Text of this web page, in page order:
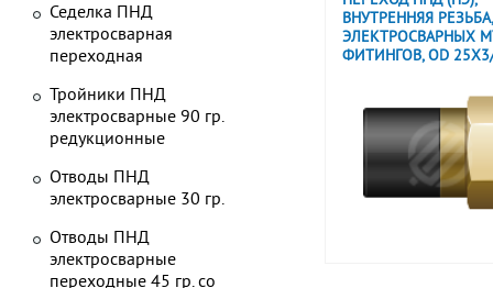
ВНУТРЕННЯЯ
ЭЛЕКТРОСВАРНЫХ
ФИТИНГОВ, OD
Седелка ПНД
электросварная
переходная
Тройники ПНД
электросварные 90 гр.
редукционные
Отводы ПНД
электросварные 30 гр.
Отводы ПНД
электросварные
переходные 45 гр. со